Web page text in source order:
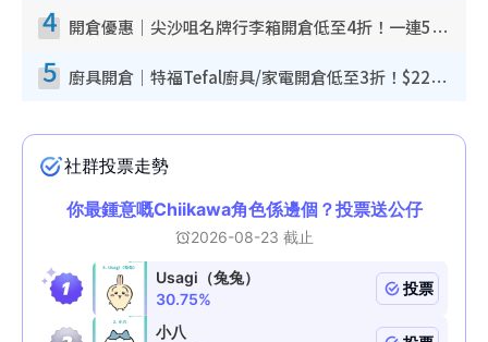
4 開倉優惠｜尖沙咀名牌行李箱開倉低至4折！一連5日 American Tourister/ace./Hallmark $200起！
5 廚具開倉｜特福Tefal廚具/家電開倉低至3折！$220起買平底鍋/炒鑊/湯煲！電飯煲/吸塵機/燙斗$418起